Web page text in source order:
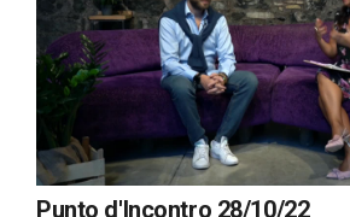
Punto d'Incontro 28/10/22